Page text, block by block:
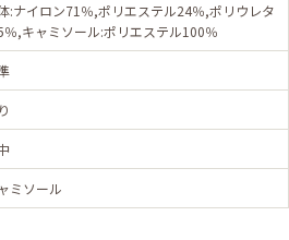
:ナイロン71％,ポリエステル24％,ポリウレタ
％,キャミソール:ポリエステル100％
ミソール